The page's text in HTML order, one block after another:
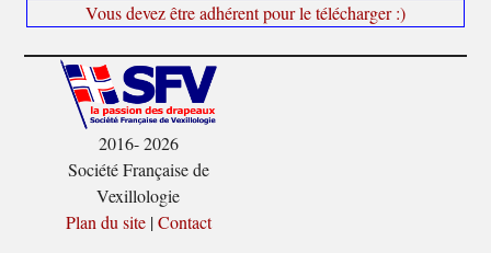
Vous devez être adhérent pour le télécharger :)
2016- 2026
Société Française de
Vexillologie
Plan du site|Contact